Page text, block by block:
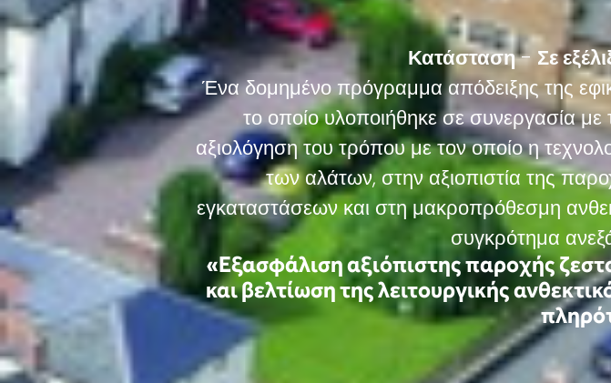
Κατάσταση-Σε
Ένα δομημένο πρόγραμμα απόδειξης της
το οποίο υλοποιήθηκε σε συνεργασία
αξιολόγηση του τρόπου με τον οποίο η
των αλάτων, στην αξιοπιστία της
εγκαταστάσεων και στη μακροπρόθεσμη
συγκρότημα
«Εξασφάλιση αξιόπιστης παροχής
και βελτίωση της λειτουργικής